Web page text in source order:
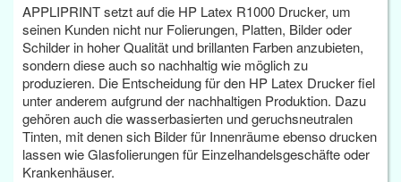
APPLIPRINT setzt auf die HP Latex R1000 Drucker, um
seinen Kunden nicht nur Folierungen, Platten, Bilder oder
Schilder in hoher Qualität und brillanten Farben anzubieten,
sondern diese auch so nachhaltig wie möglich zu
produzieren. Die Entscheidung für den HP Latex Drucker fiel
unter anderem aufgrund der nachhaltigen Produktion. Dazu
gehören auch die wasserbasierten und geruchsneutralen
Tinten, mit denen sich Bilder für Innenräume ebenso drucken
lassen wie Glasfolierungen für Einzelhandelsgeschäfte oder
Krankenhäuser.